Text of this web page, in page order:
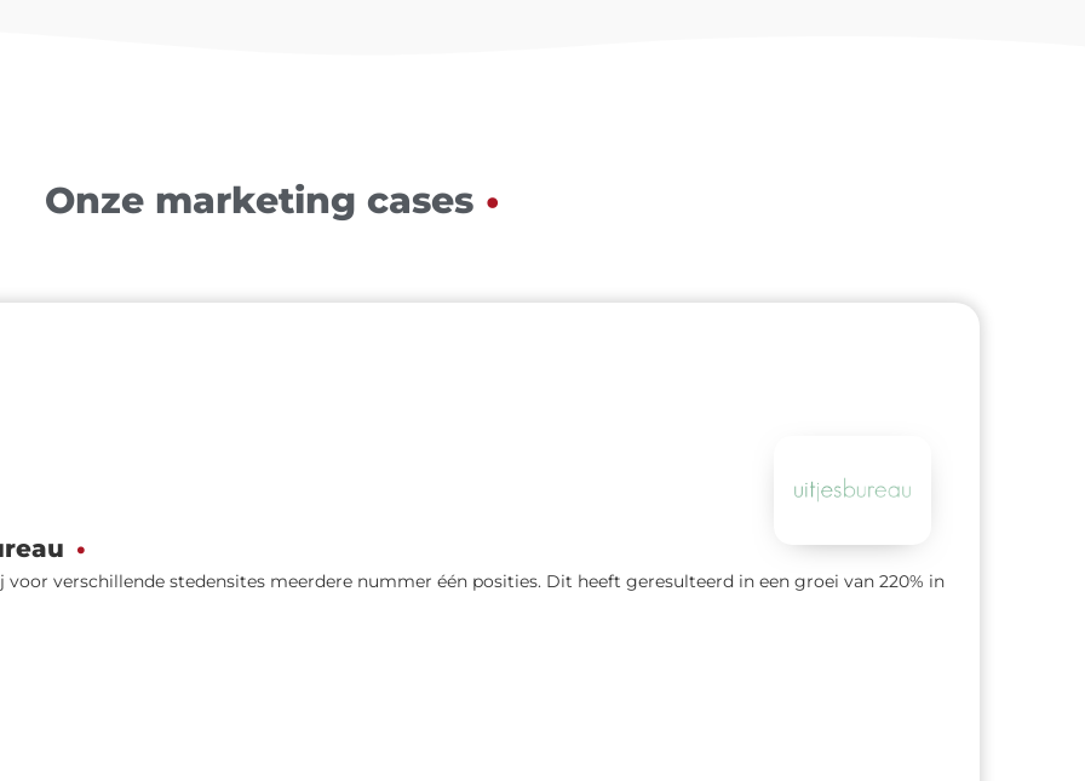
Onze marketing cases
voor verschillende stedensites meerdere nummer één posities. Dit heeft geresulteerd in een groei van 220% in